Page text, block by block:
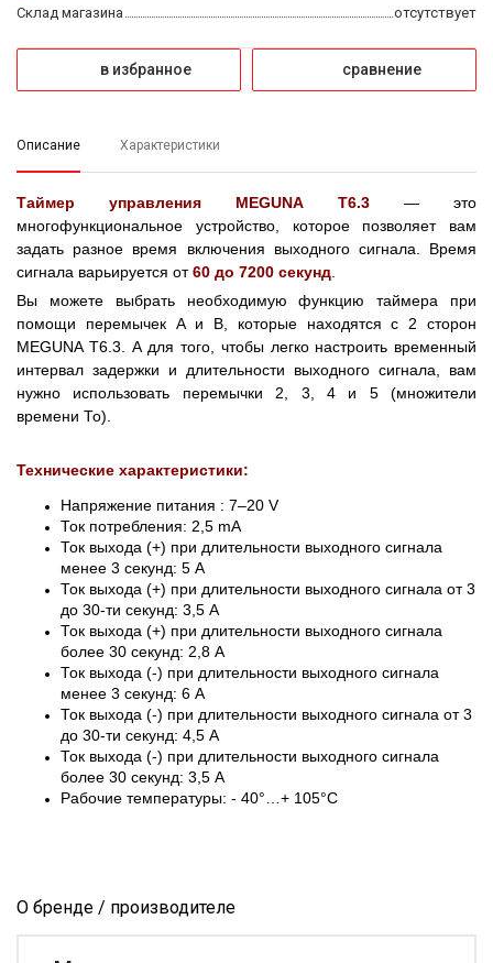
Склад магазина отсутствует
в избранное сравнение
Описание Характеристики
Таймер управления MEGUNA T6.3
— это
многофункциональное устройство, которое позволяет вам
задать разное время включения выходного сигнала. Время
сигнала варьируется от60 до 7200 секунд
Вы можете выбрать необходимую функцию таймера при
помощи перемычек А и В, которые находятся с 2 сторон
MEGUNA T6.3. А для того, чтобы легко настроить временный
интервал задержки и длительности выходного сигнала, вам
нужно использовать перемычки 2, 3, 4 и 5 (множители
времени То).
Технические характеристики:
Напряжение питания : 7–20 V
Ток потребления: 2,5 mA
Ток выхода (+) при длительности выходного сигнала
менее 3 секунд: 5 А
Ток выхода (+) при длительности выходного сигнала от 3
до 30-ти секунд: 3,5 А
Ток выхода (+) при длительности выходного сигнала
более 30 секунд: 2,8 А
Ток выхода (-) при длительности выходного сигнала
менее 3 секунд: 6 А
Ток выхода (-) при длительности выходного сигнала от 3
до 30-ти секунд: 4,5 А
Ток выхода (-) при длительности выходного сигнала
более 30 секунд: 3,5 А
Рабочие температуры: - 40°…+ 105°С
О бренде / производителе